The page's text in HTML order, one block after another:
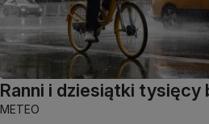
Ranni i dziesiątki tysięcy
METEO